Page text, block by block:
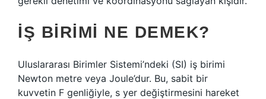
İŞ BIRIMI NE DEMEK?
Uluslararası Birimler Sistemi’ndeki (SI) iş birimi
Newton metre veya Joule’dur. Bu, sabit bir
kuvvetin F genliğiyle, s yer değiştirmesini hareket